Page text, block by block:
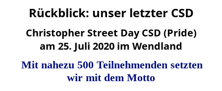
Rückblick: unser letzter CSD
Christopher Street Day CSD (Pride)
am 25. Juli 2020 im Wendland
Mit nahezu 500 Teilnehmenden setzten
wir mit dem Motto